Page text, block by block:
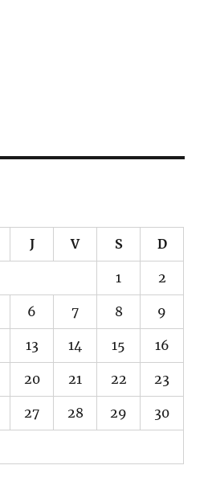
J V S D
1 2
6 7 8 9
13 14 15 16
20 21 22 23
27 28 29 30